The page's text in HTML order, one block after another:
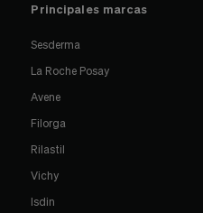
Principales marcas
Sesderma
La Roche Posay
Avene
Filorga
Rilastil
Vichy
Isdin